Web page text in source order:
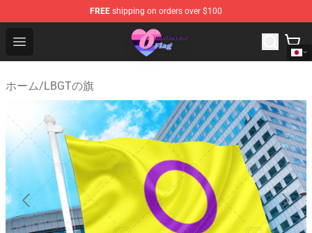
FREE shipping on orders over $100
Open menu
Omnisexual Flag Store - The Best Store of Omnisexual
ホーム/LBGTの旗